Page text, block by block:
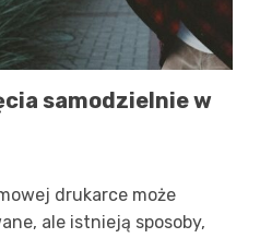
samodzielnie w
drukarce może
ale istnieją sposoby,